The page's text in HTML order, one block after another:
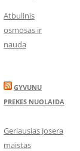
Atbulinis
osmosas ir
nauda
GYVUNU
PREKES NUOLAIDA
Geriausias Josera
maistas